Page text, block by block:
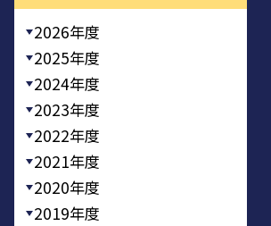
2026年度
2025年度
2024年度
2023年度
2022年度
2021年度
2020年度
2019年度